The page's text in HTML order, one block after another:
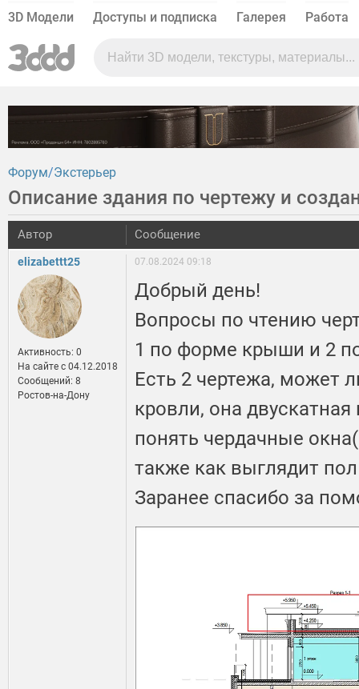
3D Модели Доступы и подписка Галерея Работа
Форум Экстерьер
Описание здания по чертежу и
Автор Сообщение
elizabettt25
Активность: 0
На сайте c 04.12.2018
Сообщений: 8
Ростов-на-Дону
07.08.2024 09:18
Добрый день!
Вопросы по чтению
1 по форме крыши и 2
Есть 2 чертежа, может
кровли, она двускатная
понять чердачные
также как выглядит
Заранее спасибо за